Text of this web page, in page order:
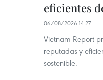
eficientes
06/08/2026 14:27
Vietnam Report
reputadas y
sostenible.